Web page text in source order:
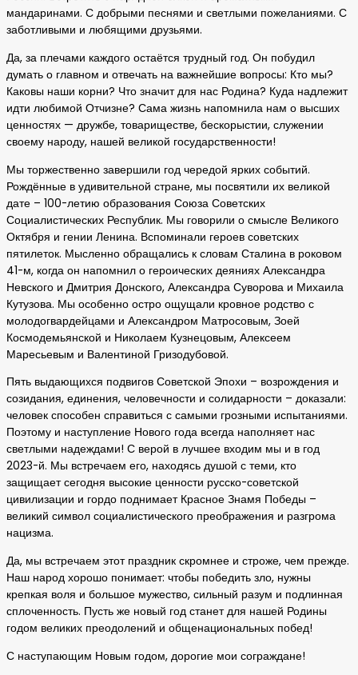
мандаринами. С добрыми песнями и светлыми пожеланиями. С
заботливыми и любящими друзьями.
Да, за плечами каждого остаётся трудный год. Он побудил
думать о главном и отвечать на важнейшие вопросы: Кто мы?
Каковы наши корни? Что значит для нас Родина? Куда надлежит
идти любимой Отчизне? Сама жизнь напомнила нам о высших
ценностях — дружбе, товариществе, бескорыстии, служении
своему народу, нашей великой государственности!
Мы торжественно завершили год чередой ярких событий.
Рождённые в удивительной стране, мы посвятили их великой
дате – 100-летию образования Союза Советских
Социалистических Республик. Мы говорили о смысле Великого
Октября и гении Ленина. Вспоминали героев советских
пятилеток. Мысленно обращались к словам Сталина в роковом
41-м, когда он напомнил о героических деяниях Александра
Невского и Дмитрия Донского, Александра Суворова и Михаила
Кутузова. Мы особенно остро ощущали кровное родство с
молодогвардейцами и Александром Матросовым, Зоей
Космодемьянской и Николаем Кузнецовым, Алексеем
Маресьевым и Валентиной Гризодубовой.
Пять выдающихся подвигов Советской Эпохи – возрождения и
созидания, единения, человечности и солидарности – доказали:
человек способен справиться с самыми грозными испытаниями.
Поэтому и наступление Нового года всегда наполняет нас
светлыми надеждами! С верой в лучшее входим мы и в год
2023-й. Мы встречаем его, находясь душой с теми, кто
защищает сегодня высокие ценности русско-советской
цивилизации и гордо поднимает Красное Знамя Победы –
великий символ социалистического преображения и разгрома
нацизма.
Да, мы встречаем этот праздник скромнее и строже, чем прежде.
Наш народ хорошо понимает: чтобы победить зло, нужны
крепкая воля и большое мужество, сильный разум и подлинная
сплоченность. Пусть же новый год станет для нашей Родины
годом великих преодолений и общенациональных побед!
С наступающим Новым годом, дорогие мои сограждане!